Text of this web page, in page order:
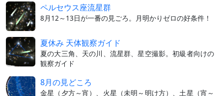
ペルセウス座流星群
8月12～13日が一番の見ごろ。月明かりゼロの好条件！
夏休み 天体観察ガイド
夏の大三角、天の川、流星群、星空撮影。初級者向けの
観察ガイド
8月の見どころ
金星（夕方～宵）、火星（未明～明け方）、土星（宵～